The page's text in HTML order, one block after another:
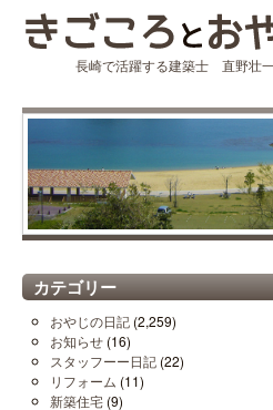
長崎で活躍する建築士 直野壮
カテゴリー
おやじの日記 (2,259)
お知らせ (16)
スタッフーー日記 (22)
リフォーム (11)
新築住宅 (9)